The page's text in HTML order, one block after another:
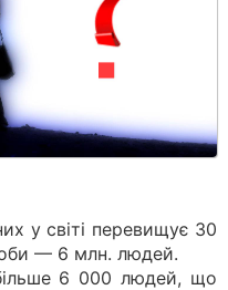
у світі перевищує 30
— 6 млн. людей.
6 000 людей, що